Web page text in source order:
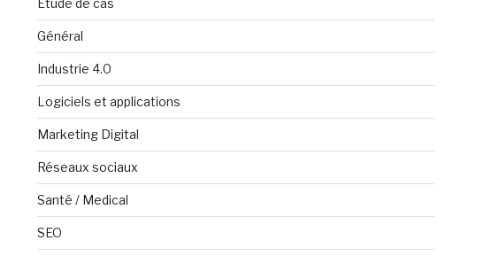
Etude de cas
Général
Industrie 4.0
Logiciels et applications
Marketing Digital
Réseaux sociaux
Santé / Medical
SEO